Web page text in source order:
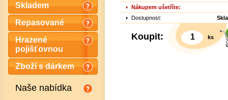
Skladem
Repasované
Hrazené
pojišťovnou
Zboží s dárkem
Naše nabídka
Nákupem ušetříte:
Dostupnost:
Koupit: ks